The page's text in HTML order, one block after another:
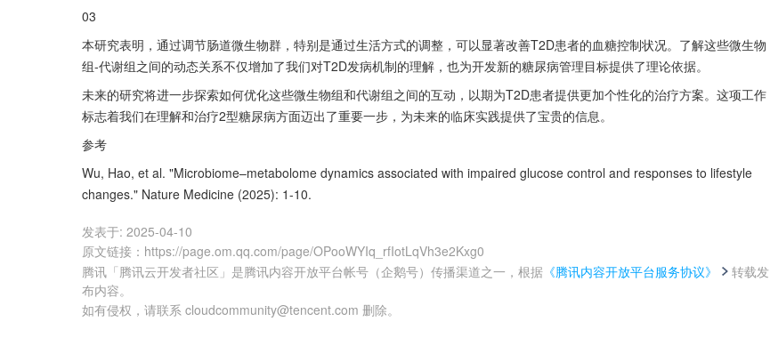
03
本研究表明，通过调节肠道微生物群，特别是通过生活方式的调整，可以显著改善T2D患者的血糖控制状况。了解这些微生物
组-代谢组之间的动态关系不仅增加了我们对T2D发病机制的理解，也为开发新的糖尿病管理目标提供了理论依据。
未来的研究将进一步探索如何优化这些微生物组和代谢组之间的互动，以期为T2D患者提供更加个性化的治疗方案。这项工作
标志着我们在理解和治疗2型糖尿病方面迈出了重要一步，为未来的临床实践提供了宝贵的信息。
参考
Wu, Hao, et al. "Microbiome–metabolome dynamics associated with impaired glucose control and responses to lifestyle
changes." Nature Medicine (2025): 1-10.
发表于: 2025-04-10
原文链接 ： https://page.om.qq.com/page/OPooWYIq_rfIotLqVh3e2Kxg0
腾讯「腾讯云开发者社区」是腾讯内容开放平台帐号（企鹅号）传播渠道之一，根据 《腾讯内容开放平台服务协议》
转载发
布内容。
如有侵权，请联系 cloudcommunity@tencent.com 删除。